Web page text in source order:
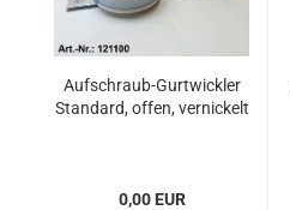
Aufschraub-Gurtwickler
Standard, offen, vernickelt
0,00 EUR